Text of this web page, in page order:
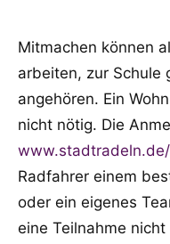
Mitmachen können
arbeiten, zur Schule
angehören. Ein
nicht nötig. Die
Radfahrer einem
oder ein eigenes
eine Teilnahme